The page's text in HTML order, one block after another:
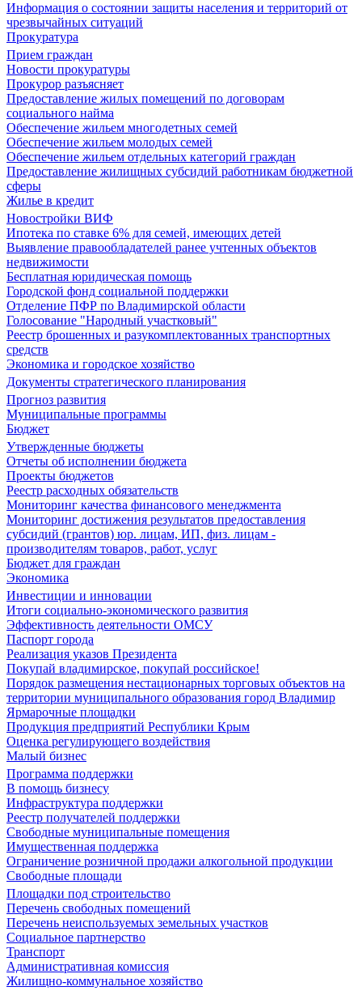
Информация о состоянии защиты населения и территорий от
чрезвычайных ситуаций
Прокуратура
Прием граждан
Новости прокуратуры
Прокурор разъясняет
Предоставление жилых помещений по договорам
социального найма
Обеспечение жильем многодетных семей
Обеспечение жильем молодых семей
Обеспечение жильем отдельных категорий граждан
Предоставление жилищных субсидий работникам бюджетной
сферы
Жилье в кредит
Новостройки ВИФ
Ипотека по ставке 6% для семей, имеющих детей
Выявление правообладателей ранее учтенных объектов
недвижимости
Бесплатная юридическая помощь
Городской фонд социальной поддержки
Отделение ПФР по Владимирской области
Голосование "Народный участковый"
Реестр брошенных и разукомплектованных транспортных
средств
Экономика и городское хозяйство
Документы стратегического планирования
Прогноз развития
Муниципальные программы
Бюджет
Утвержденные бюджеты
Отчеты об исполнении бюджета
Проекты бюджетов
Реестр расходных обязательств
Мониторинг качества финансового менеджмента
Мониторинг достижения результатов предоставления
субсидий (грантов) юр. лицам, ИП, физ. лицам -
производителям товаров, работ, услуг
Бюджет для граждан
Экономика
Инвестиции и инновации
Итоги социально-экономического развития
Эффективность деятельности ОМСУ
Паспорт города
Реализация указов Президента
Покупай владимирское, покупай российское!
Порядок размещения нестационарных торговых объектов на
территории муниципального образования город Владимир
Ярмарочные площадки
Продукция предприятий Республики Крым
Оценка регулирующего воздействия
Малый бизнес
Программа поддержки
В помощь бизнесу
Инфраструктура поддержки
Реестр получателей поддержки
Свободные муниципальные помещения
Имущественная поддержка
Ограничение розничной продажи алкогольной продукции
Свободные площади
Площадки под строительство
Перечень свободных помещений
Перечень неиспользуемых земельных участков
Социальное партнерство
Транспорт
Административная комиссия
Жилищно-коммунальное хозяйство